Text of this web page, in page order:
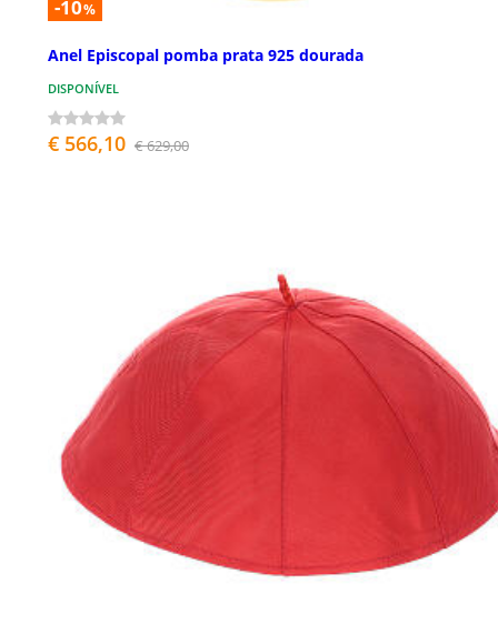
-10%
Anel Episcopal pomba prata 925 dourada
DISPONÍVEL
€ 566,10 € 629,00